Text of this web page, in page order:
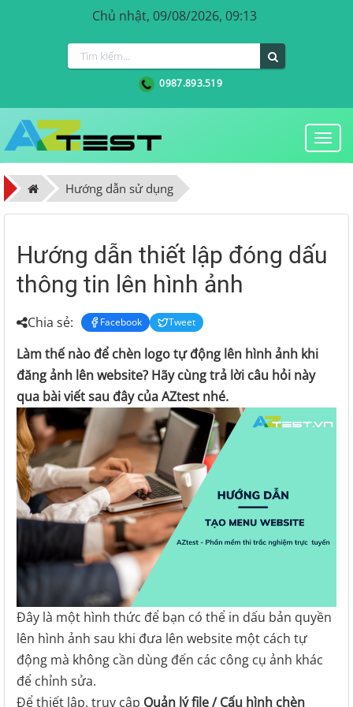
Chủ nhật, 09/08/2026, 09:13
0987.893.519
Hướng dẫn sử dụng
Hướng dẫn thiết lập đóng dấu
thông tin lên hình ảnh
Chia sẻ: Facebook Tweet
Làm thế nào để chèn logo tự động lên hình ảnh khi
đăng ảnh lên website? Hãy cùng trả lời câu hỏi này
qua bài viết sau đây của AZtest nhé.
Đây là một hình thức để bạn có thể in dấu bản quyền
lên hình ảnh sau khi đưa lên website một cách tự
động mà không cần dùng đến các công cụ ảnh khác
để chỉnh sửa.
Để thiết lập, truy cập Quản lý file / Cấu hình chèn